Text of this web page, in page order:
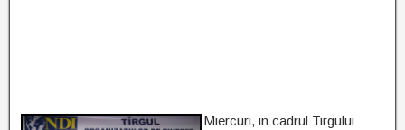
Miercuri, in cadrul Tirgului